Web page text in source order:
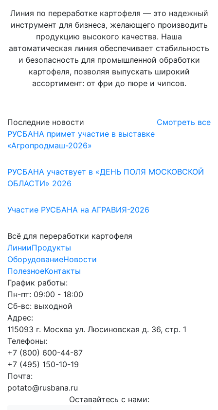
Линия по переработке картофеля — это надежный
инструмент для бизнеса, желающего производить
продукцию высокого качества. Наша
автоматическая линия обеспечивает стабильность
и безопасность для промышленной обработки
картофеля, позволяя выпускать широкий
ассортимент: от фри до пюре и чипсов.
Последние новости
Смотреть все
РУСБАНА примет участие в выставке
«Агропродмаш-2026»
РУСБАНА участвует в «ДЕНЬ ПОЛЯ МОСКОВСКОЙ
ОБЛАСТИ» 2026
Участие РУСБАНА на АГРАВИЯ-2026
Всё для переработки картофеля
ЛинииПродукты
ОборудованиеНовости
ПолезноеКонтакты
График работы:
Пн-пт: 09:00 - 18:00
Сб-вс: выходной
Адрес:
115093 г. Москва ул. Люсиновская д. 36, стр. 1
Телефоны:
+7 (800) 600-44-87
+7 (495) 150-10-19
Почта:
potato@rusbana.ru
Оставайтесь с нами: